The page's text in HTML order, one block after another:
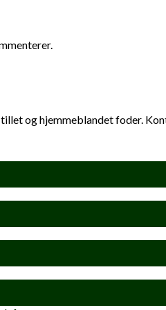
og hjemmeblandet foder.